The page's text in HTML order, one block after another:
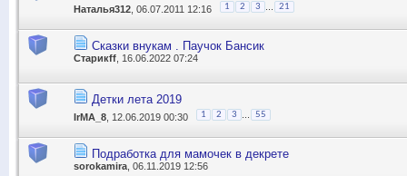
Наталья312 , 06.07.2011 12:16 1 2 3 21
Сказки внукам . Паучок Бансик
Старикff , 16.06.2022 07:24
Детки лета 2019
IrMA_8 , 12.06.2019 00:30 1 2 3 55
Подработка для мамочек в декрете
sorokamira , 06.11.2019 12:56